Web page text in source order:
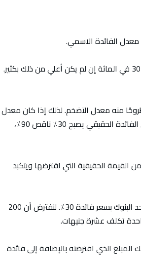
الفائدة الاسمي.
معدلات الفائدة الاسمية عالية للغاية في السودان، بالتأكيد فوق 30 في المائة إن لم يكن أعلي من ذلك بكثير.
منه معدل التضخم. لذلك إذا كان معدل
التضخم 90٪ وسعر الفائدة الاسمي 30٪ (مجرد مثال)، فإن معدل الفائدة الحقيقي يصبح 30٪ ناقص 90٪،
الحقيقية التي اقترضها ويتكبد
دعونا نعطي مثالا على ذلك. لنفترض أنك اقترضت 200 جنيهاً من أحد البنوك بسعر فائدة 30٪. لنفترض أن 200
الذي اقترضته بالإضافة إلى فائدة